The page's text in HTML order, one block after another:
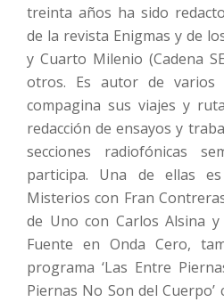
treinta años ha sido
de la revista Enigmas y de
y Cuarto Milenio (Cadena
otros. Es autor de varios
compagina sus viajes y
redacción de ensayos y
secciones radiofónicas
participa. Una de ellas es
Misterios con Fran
de Uno con Carlos Alsina
Fuente en Onda Cero,
programa ‘Las Entre
Piernas No Son del Cuerpo’